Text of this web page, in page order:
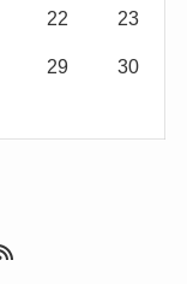
22 23
29 30